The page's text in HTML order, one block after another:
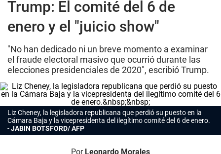
Trump: El comité del 6 de
enero y el "juicio show"
"No han dedicado ni un breve momento a examinar
el fraude electoral masivo que ocurrió durante las
elecciones presidenciales de 2020", escribió Trump.
Liz Cheney, la legisladora republicana que perdió su puesto en la
Cámara Baja y la vicepresidenta del ilegítimo comité del 6 de enero.
JABIN BOTSFORD/ AFP
Por Leonardo Morales